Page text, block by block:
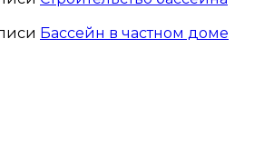
Бассейн в частном доме